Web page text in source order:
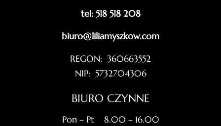
tel: 518 518 208
biuro@liliamyszkow.com
REGON: 360663552
NIP: 5732704306
BIURO CZYNNE
Pon – Pt 8.00 – 16.00